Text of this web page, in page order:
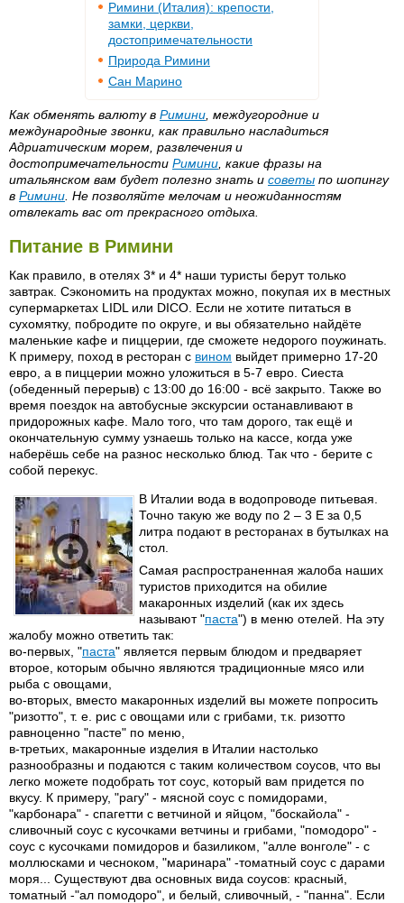
Римини (Италия): крепости,
замки, церкви,
достопримечательности
Природа Римини
Сан Марино
Как обменять валюту в Римини , междугородние и
международные звонки, как правильно насладиться
Адриатическим морем, развлечения и
достопримечательности Римини , какие фразы на
итальянском вам будет полезно знать и советы по шопингу
в Римини . Не позволяйте мелочам и неожиданностям
отвлекать вас от прекрасного отдыха.
Питание в Римини
Как правило, в отелях 3* и 4* наши туристы берут только
завтрак. Сэкономить на продуктах можно, покупая их в местных
супермаркетах LIDL или DICO. Если не хотите питаться в
сухомятку, побродите по округе, и вы обязательно найдёте
маленькие кафе и пиццерии, где сможете недорого поужинать.
К примеру, поход в ресторан с вином выйдет примерно 17-20
евро, а в пиццерии можно уложиться в 5-7 евро. Сиеста
(обеденный перерыв) с 13:00 до 16:00 - всё закрыто. Также во
время поездок на автобусные экскурсии останавливают в
придорожных кафе. Мало того, что там дорого, так ещё и
окончательную сумму узнаешь только на кассе, когда уже
наберёшь себе на разнос несколько блюд. Так что - берите с
собой перекус.
В Италии вода в водопроводе питьевая.
Точно такую же воду по 2 – 3 Е за 0,5
литра подают в ресторанах в бутылках на
стол.
Самая распространенная жалоба наших
туристов приходится на обилие
макаронных изделий (как их здесь
называют "паста") в меню отелей. На эту
жалобу можно ответить так:
во-первых, "паста" является первым блюдом и предваряет
второе, которым обычно являются традиционные мясо или
рыба с овощами,
во-вторых, вместо макаронных изделий вы можете попросить
"ризотто", т. е. рис с овощами или с грибами, т.к. ризотто
равноценно "пасте" по меню,
в-третьих, макаронные изделия в Италии настолько
разнообразны и подаются с таким количеством соусов, что вы
легко можете подобрать тот соус, который вам придется по
вкусу. К примеру, "рагу" - мясной соус с помидорами,
"карбонара" - спагетти с ветчиной и яйцом, "боскайола" -
сливочный соус с кусочками ветчины и грибами, "помодоро" -
соус с кусочками помидоров и базиликом, "алле вонголе" - с
моллюсками и чесноком, "маринара" -томатный соус с дарами
моря... Существуют два основных вида соусов: красный,
томатный -"ал помодоро", и белый, сливочный, - "панна". Если